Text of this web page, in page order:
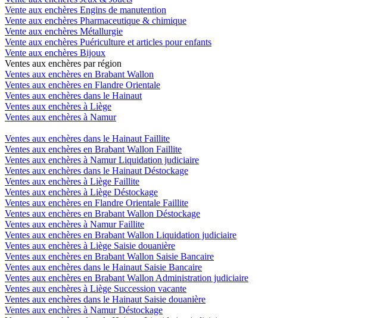
Vente aux enchères Engins de manutention
Vente aux enchères Pharmaceutique & chimique
Vente aux enchères Métallurgie
Vente aux enchères Puériculture et articles pour enfants
Vente aux enchères Bijoux
Ventes aux enchères par région
Ventes aux enchères en Brabant Wallon
Ventes aux enchères en Flandre Orientale
Ventes aux enchères dans le Hainaut
Ventes aux enchères à Liège
Ventes aux enchères à Namur
Ventes aux enchères dans le Hainaut Faillite
Ventes aux enchères en Brabant Wallon Faillite
Ventes aux enchères à Namur Liquidation judiciaire
Ventes aux enchères dans le Hainaut Déstockage
Ventes aux enchères à Liège Faillite
Ventes aux enchères à Liège Déstockage
Ventes aux enchères en Flandre Orientale Faillite
Ventes aux enchères en Brabant Wallon Déstockage
Ventes aux enchères à Namur Faillite
Ventes aux enchères en Brabant Wallon Liquidation judiciaire
Ventes aux enchères à Liège Saisie douanière
Ventes aux enchères en Brabant Wallon Saisie Bancaire
Ventes aux enchères dans le Hainaut Saisie Bancaire
Ventes aux enchères en Brabant Wallon Administration judiciaire
Ventes aux enchères à Liège Succession vacante
Ventes aux enchères dans le Hainaut Saisie douanière
Ventes aux enchères à Namur Déstockage